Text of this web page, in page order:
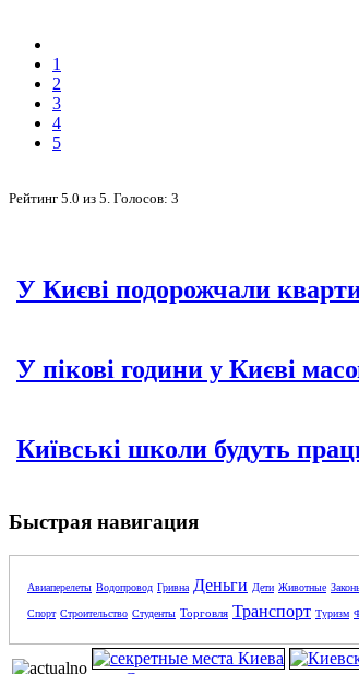
1
2
3
4
5
Рейтинг 5.0 из 5 . Голосов: 3
У Києві подорожчали
У пікові години у Києві
Київські школи будуть
Быстрая навигация
Авиаперелеты Водопровод Гривна Деньги Дети Животные
Спорт Строительство Студенты Торговля Транспорт Туризм